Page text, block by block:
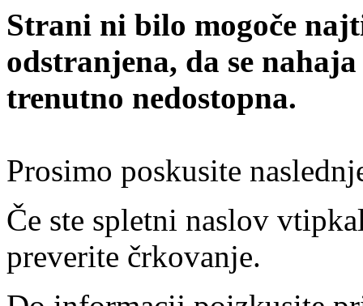
Strani ni bilo mogoče
odstranjena, da se
trenutno nedostopna.
Prosimo poskusite
Če ste spletni naslov
preverite črkovanje.